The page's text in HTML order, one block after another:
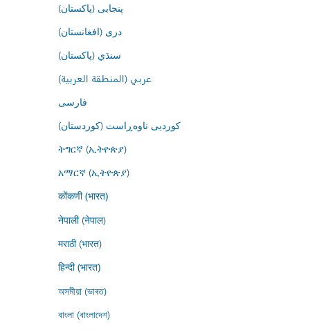
پنجابی (پاکستان)
درى (افغانستان)
سنڌي (پاکستان)
عربي (المنطقة العربية)
فارسى
کوردیی ناوەڕاست (کوردستان)
ትግርኛ (ኢትዮጵያ)
አማርኛ (ኢትዮጵያ)
कोंकणी (भारत)
नेपाली (नेपाल)
मराठी (भारत)
हिन्दी (भारत)
অসমীয়া (ভাৰত)
বাংলা (বাংলাদেশ)